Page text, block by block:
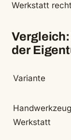
Werkstatt
der
Variante
Werkstatt